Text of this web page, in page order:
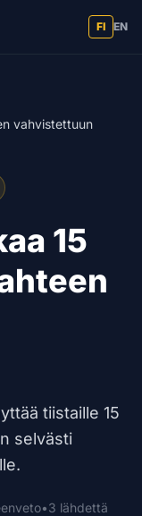
FI EN
vahvistettuun
15
tiistaille 15
selvästi
•3 lähdettä